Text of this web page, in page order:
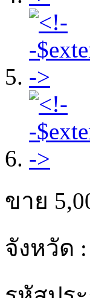
ขาย
จังหวัด